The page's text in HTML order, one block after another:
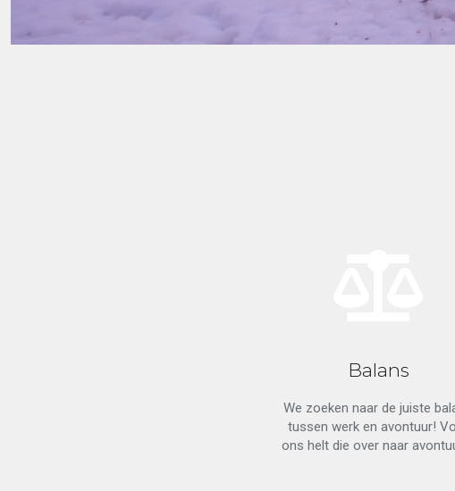
Balans
We zoeken naar de juiste
tussen werk en avontuur!
ons helt die over naar